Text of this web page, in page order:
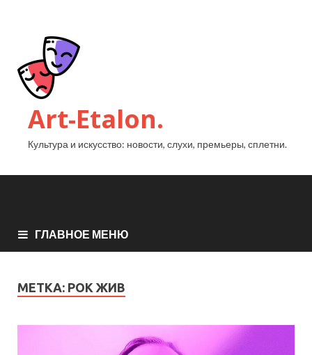
Art-Etalon.
Культура и искусство: новости, слухи, премьеры, сплетни.
ГЛАВНОЕ МЕНЮ
МЕТКА: РОК ЖИВ